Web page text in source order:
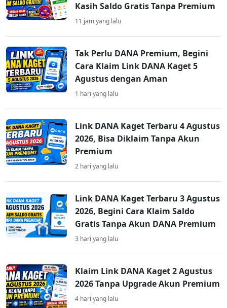
Kasih Saldo Gratis Tanpa Premium
11 jam yang lalu
Tak Perlu DANA Premium, Begini
Cara Klaim Link DANA Kaget 5
Agustus dengan Aman
1 hari yang lalu
Link DANA Kaget Terbaru 4 Agustus
2026, Bisa Diklaim Tanpa Akun
Premium
2 hari yang lalu
Link DANA Kaget Terbaru 3 Agustus
2026, Begini Cara Klaim Saldo
Gratis Tanpa Akun DANA Premium
3 hari yang lalu
Klaim Link DANA Kaget 2 Agustus
2026 Tanpa Upgrade Akun Premium
4 hari yang lalu